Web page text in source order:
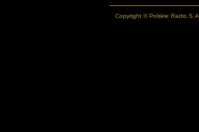
Copyright © Polskie Radio S.A